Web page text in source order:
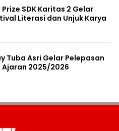
SDK Karitas 2 Gelar
Literasi dan Unjuk Karya
Tuba Asri Gelar Pelepasan
Ajaran 2025/2026